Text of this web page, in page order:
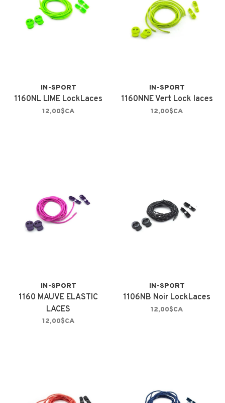
IN-SPORT
1160NL LIME LockLaces
12,00$CA
IN-SPORT
1160NNE Vert Lock laces
12,00$CA
IN-SPORT
1160 MAUVE ELASTIC
LACES
12,00$CA
IN-SPORT
1106NB Noir LockLaces
12,00$CA